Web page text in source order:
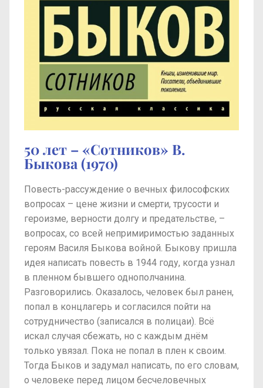
50 лет – «Сотников» В.
Быкова (1970)
Повесть-рассуждение о вечных философских
вопросах – цене жизни и смерти, трусости и
героизме, верности долгу и предательстве, –
вопросах, со всей непримиримостью заданных
героям Василя Быкова войной. Быкову пришла
идея написать повесть в 1944 году, когда узнал
в пленном бывшего однополчанина.
Разговорились. Оказалось, человек был ранен,
попал в концлагерь и согласился пойти на
сотрудничество (записался в полицаи). Всё
искал случая сбежать, но с каждым днём
только увязал. Пока не попал в плен к своим.
Тогда Быков и задумал написать, по его словам,
о человеке перед лицом бесчеловечных